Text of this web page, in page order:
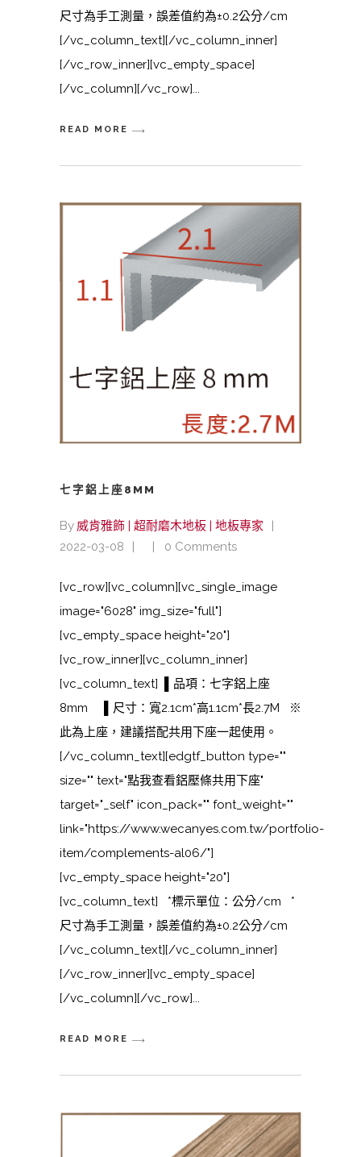
尺寸為手工測量，誤差值約為±0.2公分/cm
[/vc_column_text][/vc_column_inner]
[/vc_row_inner][vc_empty_space]
[/vc_column][/vc_row]
READ MORE
七字鋁上座8MM
By 威肯雅飾 | 超耐磨木地板 | 地板專家
2022-03-08
0 Comments
[vc_row][vc_column][vc_single_image
image="6028" img_size="full"]
[vc_empty_space height="20"]
[vc_row_inner][vc_column_inner]
[vc_column_text] ▌品項：七字鋁上座
8mm ▌尺寸：寬2.1cm*高1.1cm*長2.7M ※
此為上座，建議搭配共用下座一起使用。
[/vc_column_text][edgtf_button type=""
size="" text="點我查看鋁壓條共用下座"
target="_self" icon_pack="" font_weight=""
link="https://www.wecanyes.com.tw/portfolio-
item/complements-al06/"]
[vc_empty_space height="20"]
[vc_column_text] *標示單位：公分/cm *
尺寸為手工測量，誤差值約為±0.2公分/cm
[/vc_column_text][/vc_column_inner]
[/vc_row_inner][vc_empty_space]
[/vc_column][/vc_row]
READ MORE